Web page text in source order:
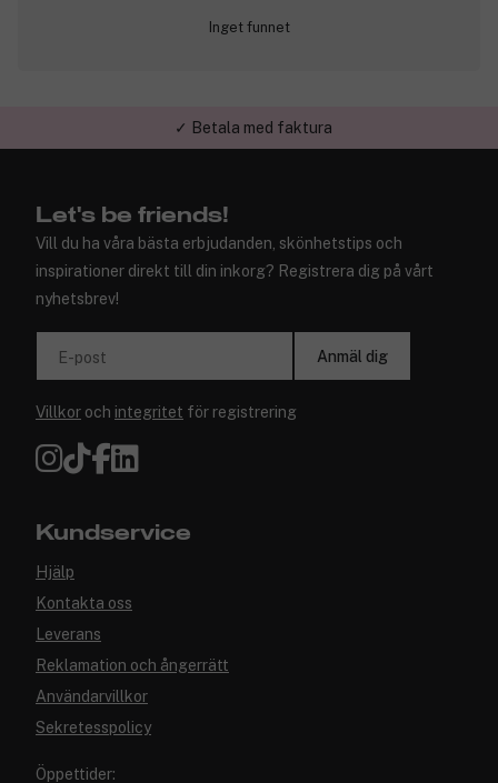
Inget funnet
Let's be friends!
Vill du ha våra bästa erbjudanden, skönhetstips och
inspirationer direkt till din inkorg? Registrera dig på vårt
nyhetsbrev!
E-post Anmäl dig
Villkor och integritet för registrering
Kundservice
Hjälp
Kontakta oss
Leverans
Reklamation och ångerrätt
Användarvillkor
Sekretesspolicy
Öppettider: